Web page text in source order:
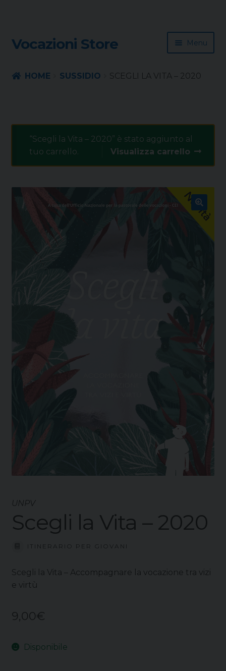
Skip
to
Skip
to
Vocazioni Store Menu
Sussidio
Contatti
HOME SUSSIDIO SCEGLI LA VITA – 2020
“Scegli la Vita – 2020” è stato aggiunto al
tuo carrello.
Visualizza carrello
🔍
UNPV
Scegli la Vita – 2020
ITINERARIO PER GIOVANI
Scegli la Vita – Accompagnare la vocazione tra vizi
e virtù
9,00€
Disponibile